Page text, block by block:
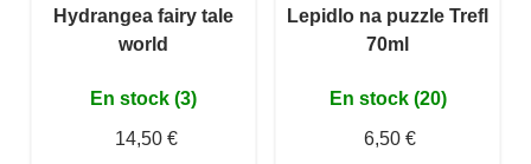
Hydrangea fairy tale
world
En stock (3)
14,50 €
Lepidlo na puzzle Trefl
70ml
En stock (20)
6,50 €